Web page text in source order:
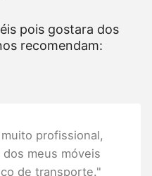
pois gostara dos
recomendam:
profissional,
meus móveis
de transporte."